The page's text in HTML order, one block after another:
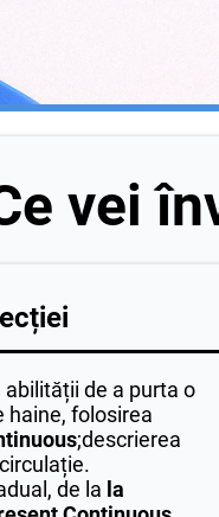
vei
de a purta o
haine, folosirea
;descrierea
de la la